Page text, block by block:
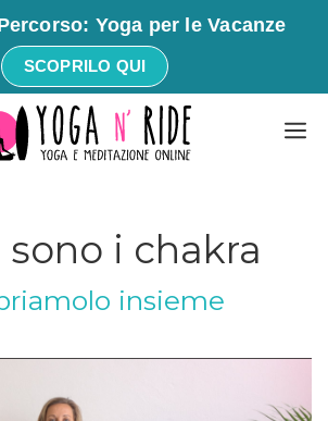
Yoga per le Vacanze
SCOPRILO QUI
sono i chakra
insieme